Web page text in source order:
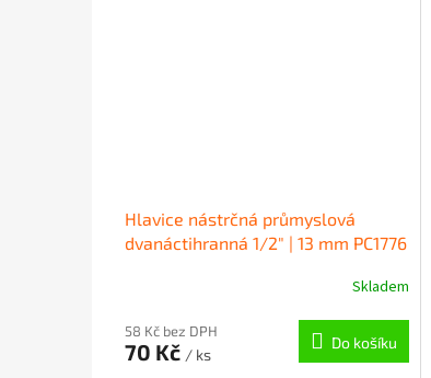
Hlavice nástrčná průmyslová
dvanáctihranná 1/2" | 13 mm PC1776
Skladem
58 Kč bez DPH
70 Kč / ks
Do košíku